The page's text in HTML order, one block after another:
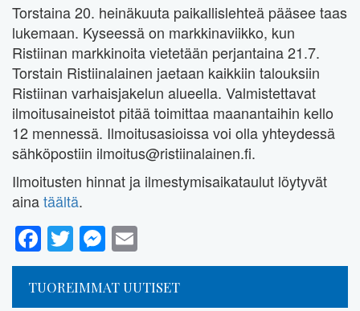
Torstaina 20. heinäkuuta paikallislehteä pääsee taas
lukemaan. Kyseessä on markkinaviikko, kun
Ristiinan markkinoita vietetään perjantaina 21.7.
Torstain Ristiinalainen jaetaan kaikkiin talouksiin
Ristiinan varhaisjakelun alueella. Valmistettavat
ilmoitusaineistot pitää toimittaa maanantaihin kello
12 mennessä. Ilmoitusasioissa voi olla yhteydessä
sähköpostiin ilmoitus@ristiinalainen.fi.
Ilmoitusten hinnat ja ilmestymisaikataulut löytyvät
ainatäältä.
Facebook
TwitterMessenger
TUOREIMMAT UUTISET